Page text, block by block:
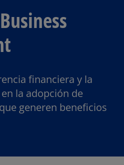
financiera y la
la adopción de
generen beneficios